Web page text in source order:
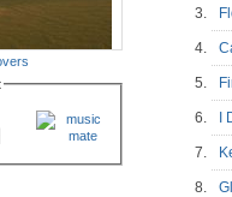
3.
4.
5.
6.
7.
8.